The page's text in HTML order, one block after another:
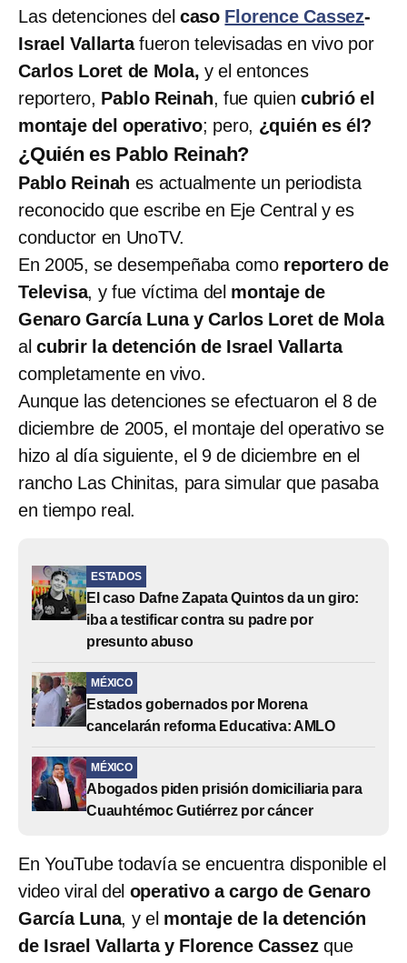
Las detenciones del caso Florence Cassez-
Israel Vallartafueron televisadas en vivo por
Carlos Loret de Mola, y el entonces
reportero, Pablo Reinah, fue quiencubrió el
montaje del operativo; pero, ¿quién es él?
¿Quién es Pablo Reinah?
Pablo Reinah es actualmente un periodista
reconocido que escribe en Eje Central y es
conductor en UnoTV.
En 2005, se desempeñaba comoreportero de
Televisa, y fue víctima del montaje de
Genaro García Luna y Carlos Loret de Mola
al cubrir la detención de Israel Vallarta
completamente en vivo.
Aunque las detenciones se efectuaron el 8 de
diciembre de 2005, el montaje del operativo se
hizo al día siguiente, el 9 de diciembre en el
rancho Las Chinitas, para simular que pasaba
en tiempo real.
ESTADOS
El caso Dafne Zapata Quintos da un giro:
iba a testificar contra su padre por
presunto abuso
MÉXICO
Estados gobernados por Morena
cancelarán reforma Educativa: AMLO
MÉXICO
Abogados piden prisión domiciliaria para
Cuauhtémoc Gutiérrez por cáncer
En YouTube todavía se encuentra disponible el
video viral del operativo a cargo de Genaro
García Luna, y el montaje de la detención
de Israel Vallarta y Florence Cassezque